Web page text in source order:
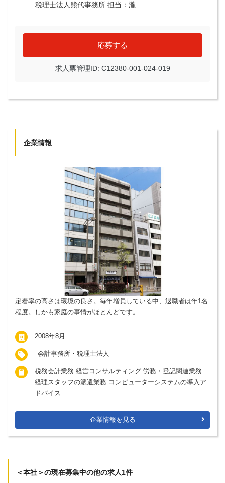
税理士法人熊代事務所 担当：瀧
応募する
求人票管理ID: C12380-001-024-019
企業情報
定着率の高さは環境の良さ。毎年増員している中、退職者は年1名
程度。しかも家庭の事情がほとんどです。
2008年8月
会計事務所・税理士法人
税務会計業務 経営コンサルティング 労務・登記関連業務
経理スタッフの派遣業務 コンピューターシステムの導入ア
ドバイス
企業情報を見る
＜本社＞の現在募集中の他の求人1件